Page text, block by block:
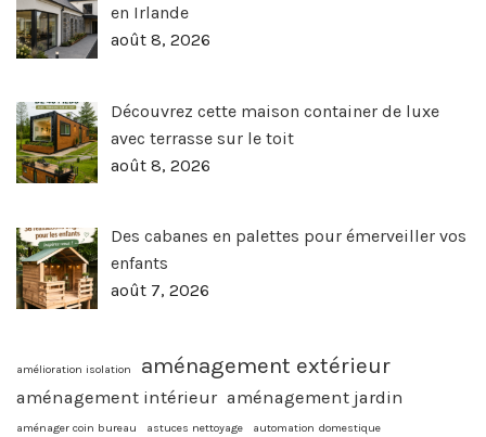
en Irlande
août 8, 2026
Découvrez cette maison container de luxe
avec terrasse sur le toit
août 8, 2026
Des cabanes en palettes pour émerveiller vos
enfants
août 7, 2026
amélioration isolation aménagement extérieur
aménagement intérieur aménagement jardin
aménager coin bureau astuces nettoyage
automation domestique